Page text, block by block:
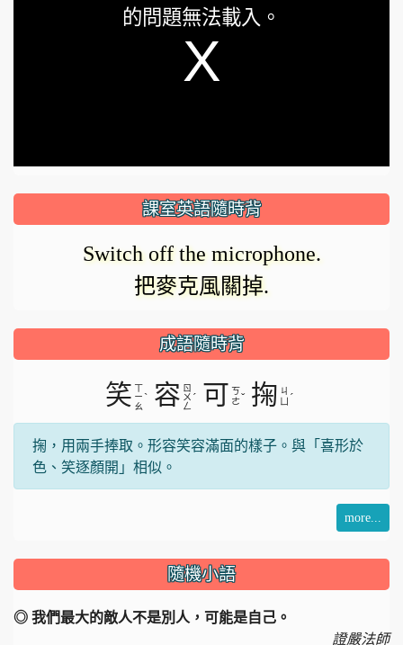
的問題無法載入。
課室英語隨時背
Switch off the microphone.
把麥克風關掉.
成語隨時背
笑 ㄒ
ㄧ
ㄠ
ˋ 容 ㄖ
ㄨ
ㄥ
ˊ 可 ㄎ
ㄜˇ 掬 ㄐ
ˊ
掬，用兩手捧取。形容笑容滿面的樣子。與「喜形於
色、笑逐顏開」相似。
more...
隨機小語
◎ 我們最大的敵人不是別人，可能是自己。
證嚴法師